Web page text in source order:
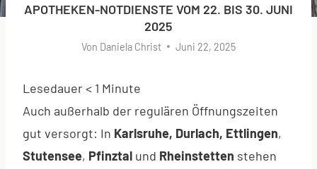
APOTHEKEN-NOTDIENSTE VOM 22. BIS 30. JUNI
2025
Von Daniela Christ Juni 22, 2025
Lesedauer< 1 Minute
Auch außerhalb der regulären Öffnungszeiten
gut versorgt: In Karlsruhe, Durlach, Ettlingen,
Stutensee, Pfinztal und Rheinstetten stehen